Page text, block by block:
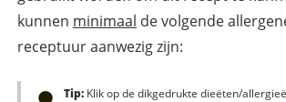
kunnen minimaal de volgende
receptuur aanwezig zijn:
Tip:Klik op de dikgedrukte dieëten/